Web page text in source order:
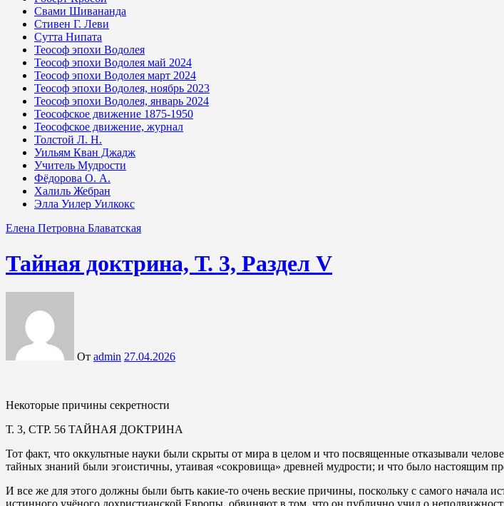
Свами Шивананда
Стивен Г. Леви
Сутта Нипата
Теософ эпохи Водолея
Теософ эпохи Водолея май 2024
Теософ эпохи Водолея март 2024
Теософ эпохи Водолея, ноябрь 2023
Теософ эпохи Водолея, январь 2024
Теософское движение 1875-1950
Теософское движение, журнал
Толстой Л. Н.
Уильям Кван Джадж
Учитель Мудрости
Фёдорова О. А.
Халиль Жебран
Элла Уилер Уилкокс
Елена Петровна Блаватская
Тайная доктрина, Т. 3, Раздел V
От admin 27.04.2026
Некоторые причины секретности
Т. 3, СТР. 56 ТАЙНАЯ ДОКТРИНА
Тот факт, что оккультные науки были скрыты от мира в целом и что посвященные отказывали
тайных знаний были эгоистичны, утаивая «сокровища» древней мудрости; и что было настоящим
И все же для этого должны были быть какие-то очень веские причины, поскольку с самого начала